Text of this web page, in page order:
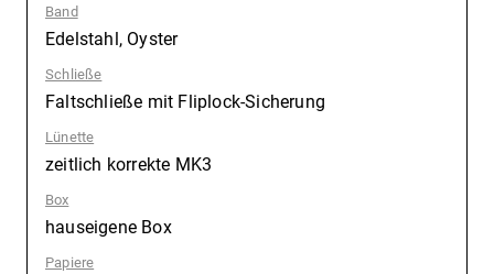
Band
Edelstahl, Oyster
Schließe
Faltschließe mit Fliplock-Sicherung
Lünette
zeitlich korrekte MK3
Box
hauseigene Box
Papiere